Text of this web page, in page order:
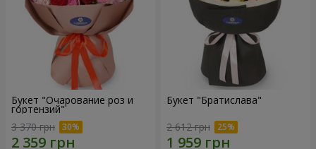
Букет "Очарование роз и
гортензий"
3 370 грн
Букет "Братислава"
2 612 грн